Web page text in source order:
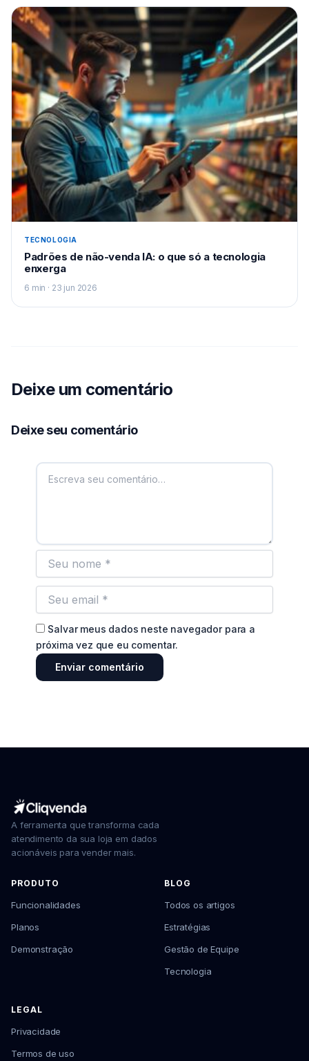
TECNOLOGIA
Padrões de não-venda IA: o que só a tecnologia
enxerga
6 min · 23 jun 2026
Deixe um comentário
Deixe seu comentário
Salvar meus dados neste navegador para a
próxima vez que eu comentar.
A ferramenta que transforma cada
atendimento da sua loja em dados
acionáveis para vender mais.
PRODUTO
Funcionalidades
Planos
Demonstração
BLOG
Todos os artigos
Estratégias
Gestão de Equipe
Tecnologia
LEGAL
Privacidade
Termos de uso